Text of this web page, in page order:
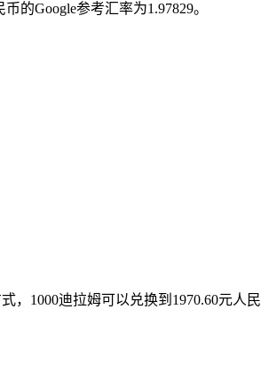
Google参考汇率为1.97829。
，1000迪拉姆可以兑换到1970.60元人